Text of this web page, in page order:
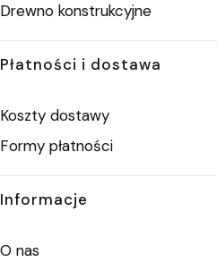
Drewno konstrukcyjne
Płatności i dostawa
Koszty dostawy
Formy płatności
Informacje
O nas